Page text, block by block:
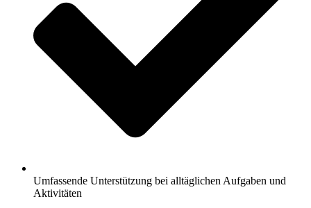
Umfassende Unterstützung bei alltäglichen Aufgaben und
Aktivitäten